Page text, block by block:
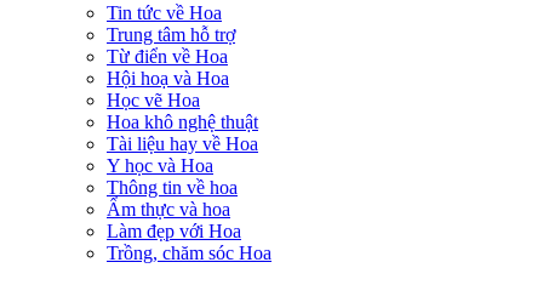
Tin tức về Hoa
Trung tâm hỗ trợ
Từ điển về Hoa
Hội hoạ và Hoa
Học vẽ Hoa
Hoa khô nghệ thuật
Tài liệu hay về Hoa
Y học và Hoa
Thông tin về hoa
Ẩm thực và hoa
Làm đẹp với Hoa
Trồng, chăm sóc Hoa